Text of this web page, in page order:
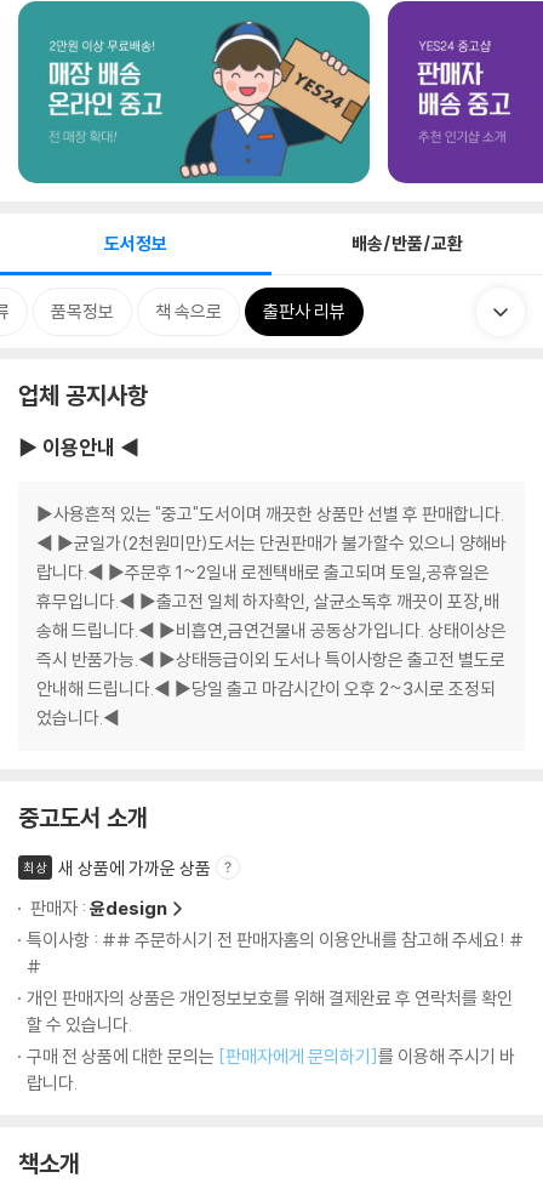
도서정보 배송/반품/교환
품목정보 책 속으로 출판사 리뷰
업체 공지사항
▶ 이용안내 ◀
▶사용흔적 있는 "중고"도서이며 깨끗한 상품만 선별 후 판매합니다.
◀ ▶균일가(2천원미만)도서는 단권판매가 불가할수 있으니 양해바
랍니다.◀ ▶주문후 1~2일내 로젠택배로 출고되며 토일,공휴일은
휴무입니다.◀ ▶출고전 일체 하자확인, 살균소독후 깨끗이 포장,배
송해 드립니다.◀ ▶비흡연,금연건물내 공동상가입니다. 상태이상은
즉시 반품가능.◀ ▶상태등급이외 도서나 특이사항은 출고전 별도로
안내해 드립니다.◀ ▶당일 출고 마감시간이 오후 2~3시로 조정되
었습니다.◀
중고도서 소개
최상
새 상품에 가까운 상품
판매자 : 윤design
특이사항 : ## 주문하시기 전 판매자홈의 이용안내를 참고해 주세요! #
#
개인 판매자의 상품은 개인정보보호를 위해 결제완료 후 연락처를 확인
할 수 있습니다.
구매 전 상품에 대한 문의는 [판매자에게 문의하기]를 이용해 주시기 바
랍니다.
책소개